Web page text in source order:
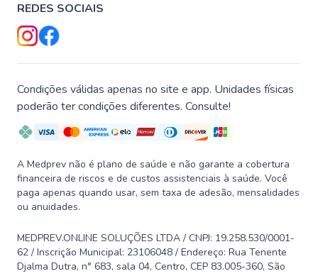
REDES SOCIAIS
Condições válidas apenas no site e app. Unidades físicas
poderão ter condições diferentes. Consulte!
A Medprev não é plano de saúde e não garante a cobertura
financeira de riscos e de custos assistenciais à saúde. Você
paga apenas quando usar, sem taxa de adesão, mensalidades
ou anuidades.
MEDPREV.ONLINE SOLUÇÕES LTDA / CNPJ: 19.258.530/0001-
62 / Inscrição Municipal: 23106048 / Endereço: Rua Tenente
Djalma Dutra, n° 683, sala 04, Centro, CEP 83.005-360, São